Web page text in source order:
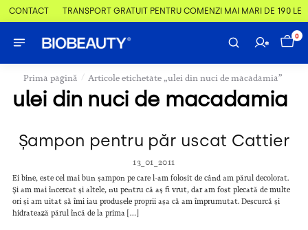
CONTACT TRANSPORT GRATUIT PENTRU COMENZI MAI MARI DE 190 LEI
0
Prima pagină / Articole etichetate „ulei din nuci de macadamia”
ulei din nuci de macadamia
Șampon pentru păr uscat Cattier
13_01_2011
Ei bine, este cel mai bun șampon pe care l-am folosit de când am părul decolorat.
Și am mai încercat și altele, nu pentru că aș fi vrut, dar am fost plecată de multe
ori și am uitat să îmi iau produsele proprii așa că am împrumutat. Descurcă și
hidratează părul încă de la prima […]